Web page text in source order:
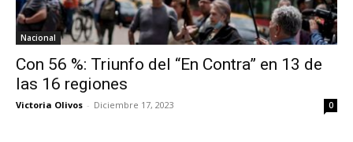
Nacional
Con 56 %: Triunfo del “En Contra” en 13 de
las 16 regiones
Victoria Olivos - Diciembre 17, 2023 0